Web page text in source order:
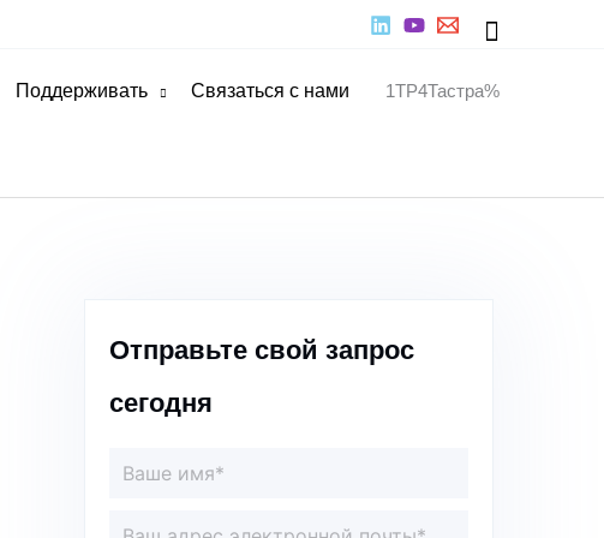
Поиск
Поддерживать Связаться с нами 1TP4Тастра%
Отправьте свой запрос
сегодня